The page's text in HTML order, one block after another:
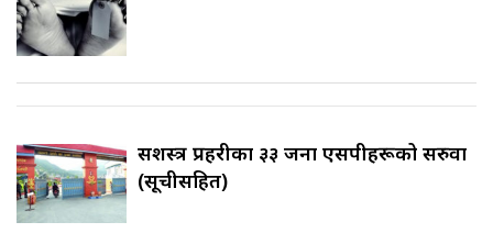
सशस्त्र प्रहरीका ३३ जना एसपीहरूको सरुवा
(सूचीसहित)